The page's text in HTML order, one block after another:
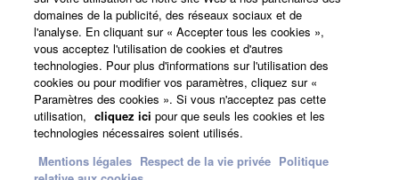
France - French
Professionnel
domaines de la publicité, des réseaux sociaux et de
l'analyse. En cliquant sur « Accepter tous les cookies »,
vous acceptez l'utilisation de cookies et d'autres
technologies. Pour plus d'informations sur l'utilisation des
cookies ou pour modifier vos paramètres, cliquez sur «
Paramètres des cookies ». Si vous n'acceptez pas cette
utilisation, cliquez ici pour que seuls les cookies et les
technologies nécessaires soient utilisés.
Mentions légales Respect de la vie privée Politique